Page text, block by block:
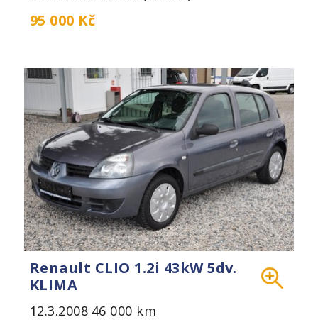
95 000 Kč
Renault CLIO 1.2i 43kW 5dv.
KLIMA
12.3.2008 46 000 km